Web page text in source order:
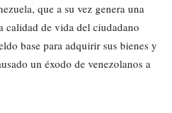
que a su vez genera una
calidad de vida del ciudadano
base para adquirir sus bienes y
un éxodo de venezolanos a